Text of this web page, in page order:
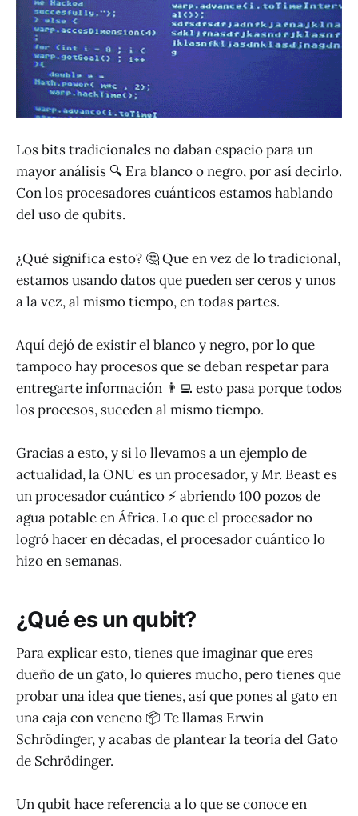
Los bits tradicionales no daban espacio para un
mayor análisis 🔍 Era blanco o negro, por así decirlo.
Con los procesadores cuánticos estamos hablando
del uso de qubits.
¿Qué significa esto? 🤔 Que en vez de lo tradicional,
estamos usando datos que pueden ser ceros y unos
a la vez, al mismo tiempo, en todas partes.
Aquí dejó de existir el blanco y negro, por lo que
tampoco hay procesos que se deban respetar para
entregarte información 👨‍💻 esto pasa porque todos
los procesos, suceden al mismo tiempo.
Gracias a esto, y si lo llevamos a un ejemplo de
actualidad, la ONU es un procesador, y Mr. Beast es
un procesador cuántico ⚡️ abriendo 100 pozos de
agua potable en África. Lo que el procesador no
logró hacer en décadas, el procesador cuántico lo
hizo en semanas.
¿Qué es un qubit?
Para explicar esto, tienes que imaginar que eres
dueño de un gato, lo quieres mucho, pero tienes que
probar una idea que tienes, así que pones al gato en
una caja con veneno 📦 Te llamas Erwin
Schrödinger, y acabas de plantear la teoría del Gato
de Schrödinger.
Un qubit hace referencia a lo que se conoce en